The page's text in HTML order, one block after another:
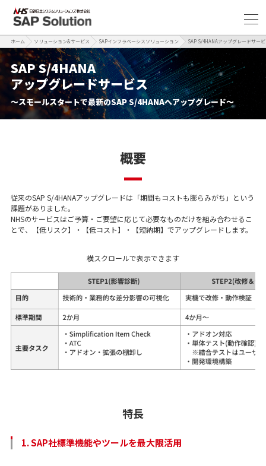
SAP S/4HANA
アップグレードサービス
～スモールスタートで最新のSAP S/4HANAへアップグレード～
ホーム ソリューション&サービス SAPインフラベーシスソリューション SAP S/4HANAアップグレードサー
概要
従来のSAP S/4HANAアップグレードは「期間もコストも膨らみがち」という
課題がありました。
NHSのサービスはご予算・ご要望に応じて必要なものだけを組み合わせるこ
とで、
【低リスク】・【低コスト】・【短納期】 でアップグレードします。
横スクロールで表示できます
特長
1. SAP社標準機能やツールを最大限活用